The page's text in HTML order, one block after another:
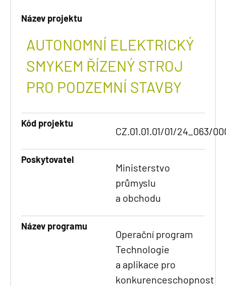
Název projektu
AUTONOMNÍ ELEKTRICKÝ
SMYKEM ŘÍZENÝ STROJ
PRO PODZEMNÍ STAVBY
Kód projektu
CZ.01.01.01/01/24_063/
Poskytovatel
Ministerstvo
průmyslu
a obchodu
Název programu
Operační program
Technologie
a aplikace pro
konkurenceschopnost